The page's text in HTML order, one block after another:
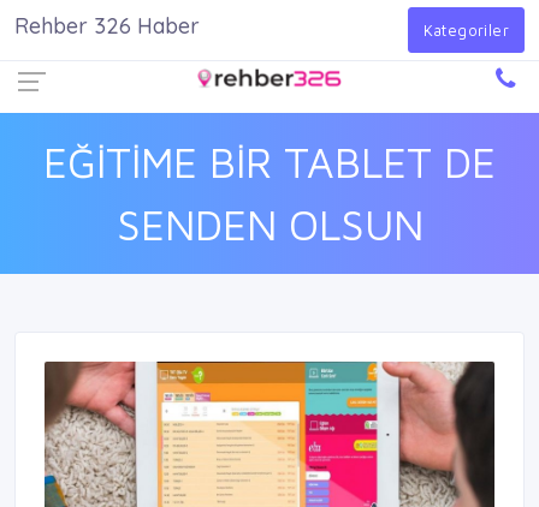
Giriş Yap
EĞİTİME BİR TABLET DE
SENDEN OLSUN
Rehber 326 Haber Kategoriler